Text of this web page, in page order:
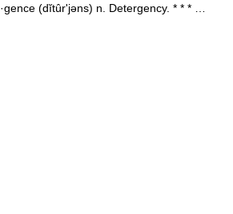
(dĭtûrʹjəns) n. Detergency. * * * …